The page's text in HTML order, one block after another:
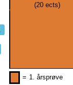
(20ects)
= 1. årsprøve